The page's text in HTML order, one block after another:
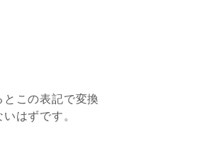
この表記で変換
はずです。